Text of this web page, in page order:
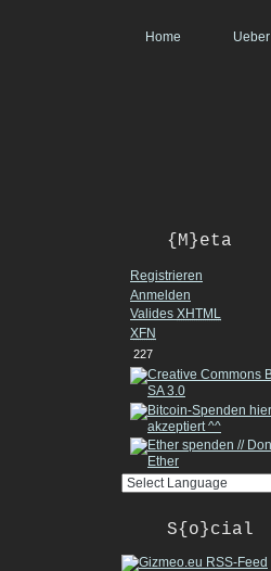
Home Ueber
{M}eta
Registrieren
Anmelden
Valides XHTML
XFN
227
S{o}cial